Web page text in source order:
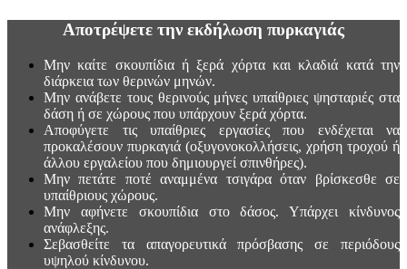
Aποτρέψετε την εκδήλωση πυρκαγιάς
Μην καίτε σκουπίδια ή ξερά χόρτα και κλαδιά κατά την
διάρκεια των θερινών μηνών.
Μην ανάβετε τους θερινούς μήνες υπαίθριες ψησταριές στα
δάση ή σε χώρους που υπάρχουν ξερά χόρτα.
Αποφύγετε τις υπαίθριες εργασίες που ενδέχεται να
προκαλέσουν πυρκαγιά (οξυγονοκολλήσεις, χρήση τροχού ή
άλλου εργαλείου που δημιουργεί σπινθήρες).
Μην πετάτε ποτέ αναμμένα τσιγάρα όταν βρίσκεσθε σε
υπαίθριους χώρους.
Μην αφήνετε σκουπίδια στο δάσος. Υπάρχει κίνδυνος
ανάφλεξης.
Σεβασθείτε τα απαγορευτικά πρόσβασης σε περιόδους
υψηλού κίνδυνου.